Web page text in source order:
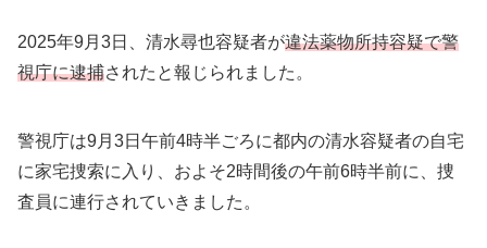
2025年9月3日、清水尋也容疑者が違法薬物所持容疑で警
視庁に逮捕されたと報じられました。
警視庁は9月3日午前4時半ごろに都内の清水容疑者の自宅
に家宅捜索に入り、およそ2時間後の午前6時半前に、捜
査員に連行されていきました。